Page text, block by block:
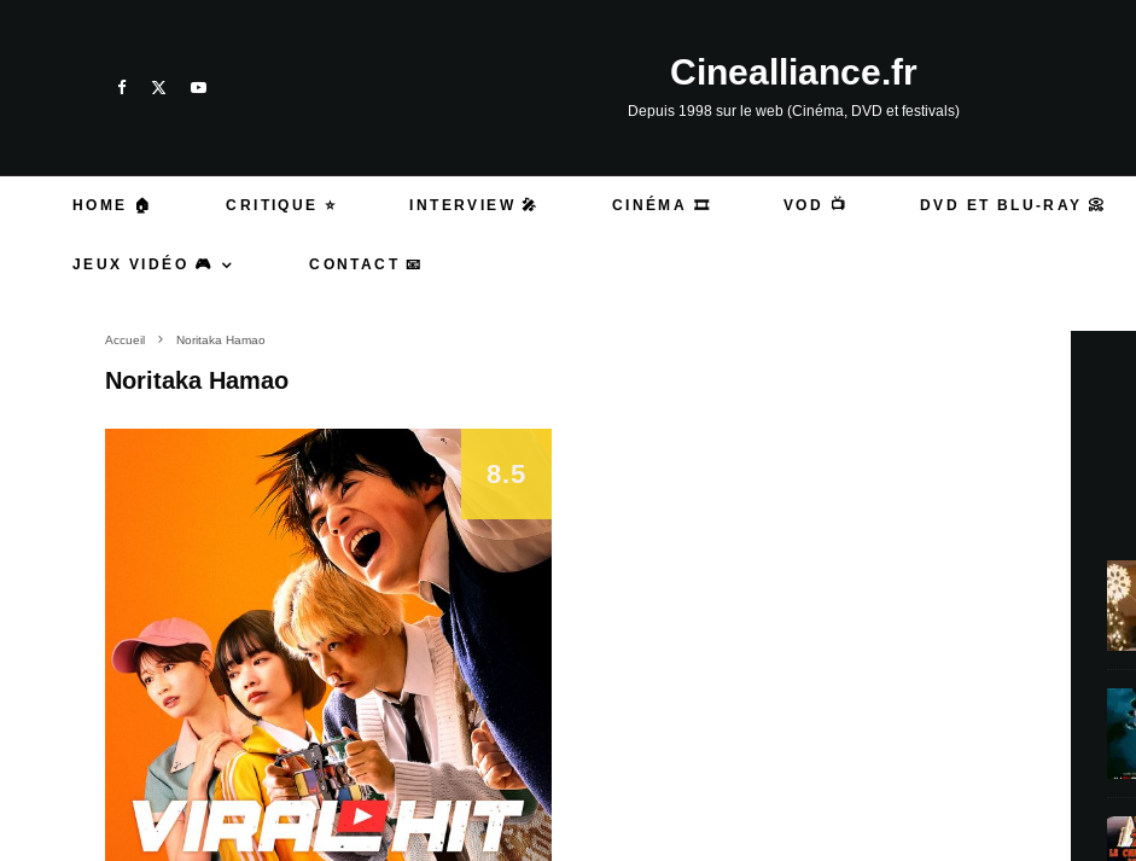
Cinealliance.fr
Depuis 1998 sur le web (Cinéma, DVD et festivals)
HOME 🏠 CRITIQUE ⭐ INTERVIEW 🎤 CINÉMA 🎞️ VOD 📺 DVD ET BLU-RAY 📀
JEUX VIDÉO 🎮 CONTACT 📧
Accueil Noritaka Hamao
Noritaka Hamao
8.5